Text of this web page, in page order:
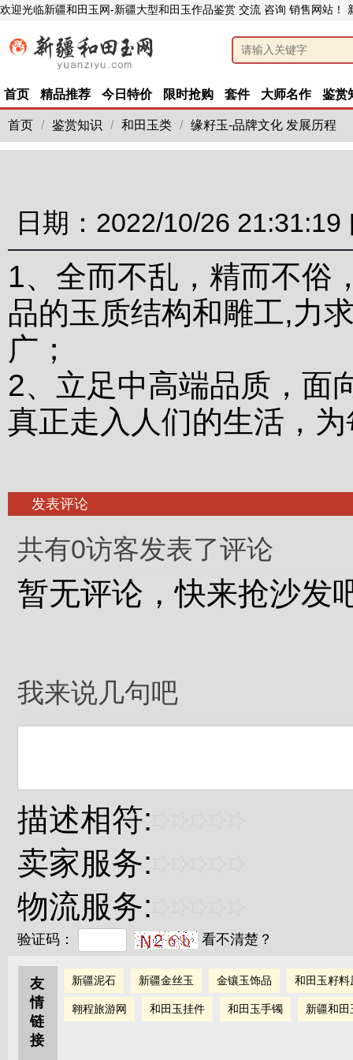
欢迎光临新疆和田玉网-新疆大型和田玉作品鉴赏 交流 咨询 销售网站！
首页 精品推荐 今日特价 限时抢购 套件 大师名作 鉴赏
首页 / 鉴赏知识 / 和田玉类 / 缘籽玉-品牌文化 发展历程
日期：2022/10/26 21:31:19
1、全而不乱，精而不俗
品的玉质结构和雕工,力
广；
2、立足中高端品质，面
真正走入人们的生活，为
发表评论
共有0访客发表了评论
暂无评论，快来抢沙发
我来说几句吧
描述相符:
卖家服务:
物流服务:
验证码： 看不清楚？
友
情
链
接
新疆泥石 新疆金丝玉 金镶玉饰品 和田玉籽料
翱程旅游网 和田玉挂件 和田玉手镯 新疆和田